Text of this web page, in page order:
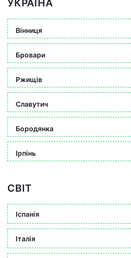
УКРАЇНА
Вінниця
Бровари
Ржищів
Славутич
Бородянка
Ірпінь
СВІТ
Іспанія
Італія